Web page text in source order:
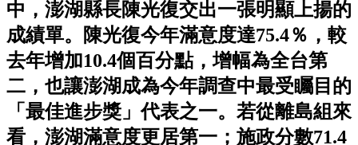
中，澎湖縣長陳光復交出一張明顯上揚的
成績單。陳光復今年滿意度達75.4％，較
去年增加10.4個百分點，增幅為全台第
二，也讓澎湖成為今年調查中最受矚目的
「最佳進步獎」代表之一。若從離島組來
看，澎湖滿意度更居第一；施政分數71.4